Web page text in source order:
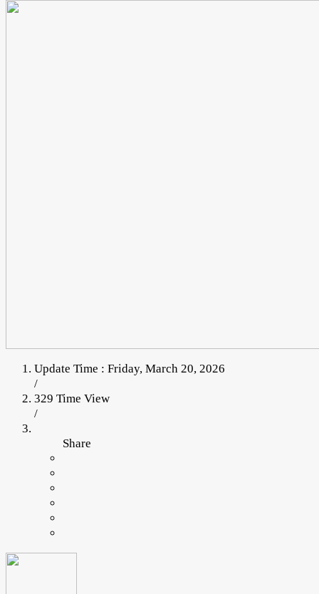
Update Time : Friday, March 20, 2026
/
329 Time View
/
Share